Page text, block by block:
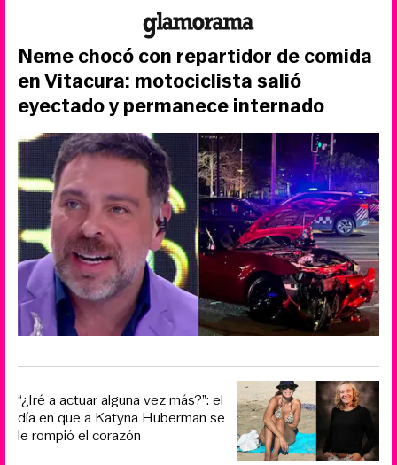
Neme chocó con repartidor de comida
en Vitacura: motociclista salió
eyectado y permanece internado
“¿Iré a actuar alguna vez más?”: el
día en que a Katyna Huberman se
le rompió el corazón